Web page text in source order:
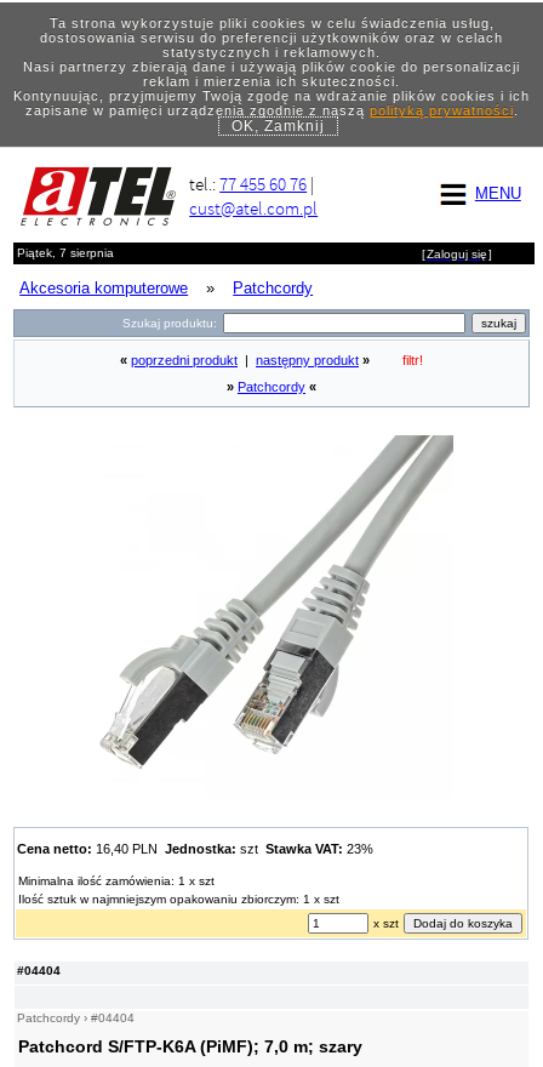
Ta strona wykorzystuje pliki cookies w celu świadczenia usług,
dostosowania serwisu do preferencji użytkowników oraz w celach
statystycznych i reklamowych.
Nasi partnerzy zbierają dane i używają plików cookie do personalizacji
reklam i mierzenia ich skuteczności.
Kontynuując, przyjmujemy Twoją zgodę na wdrażanie plików cookies i ich
zapisane w pamięci urządzenia zgodnie z naszą polityką prywatności.
OK, Zamknij
MENU
tel.:77 455 60 76 |
cust@atel.com.pl
Piątek, 7 sierpnia [Zaloguj się]
Akcesoria komputerowe » Patchcordy
Szukaj produktu:
#04404
Patchcordy ›#04404
Patchcord S/FTP-K6A (PiMF); 7,0 m; szary
« poprzedni produkt następny produkt »
filtr!
» Patchcordy «
Cena netto: 16,40 PLNJednostka: sztStawka VAT: 23%
Minimalna ilość zamówienia: 1 x szt
Ilość sztuk w najmniejszym opakowaniu zbiorczym: 1 x szt
x szt